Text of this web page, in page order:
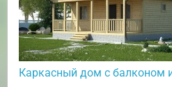
Каркасный дом с балконом